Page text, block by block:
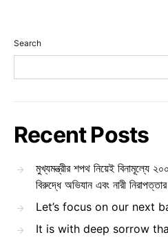
Search
Recent Posts
মুখ্যমন্ত্রীর শপথ নিয়েই বিনামূল্যে
বিরুদ্ধে অভিযান এবং নারী
Let’s focus on our next
It is with deep sorrow